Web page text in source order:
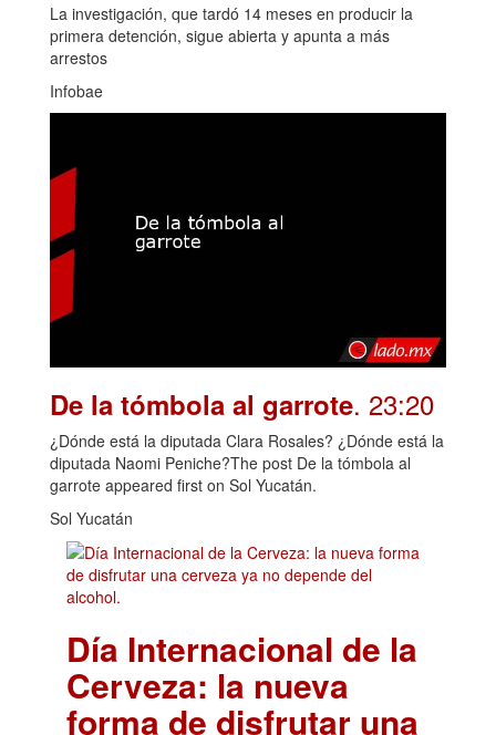
La investigación, que tardó 14 meses en producir la
primera detención, sigue abierta y apunta a más
arrestos
Infobae
De la tómbola al garrote. 23:20
¿Dónde está la diputada Clara Rosales? ¿Dónde está la
diputada Naomi Peniche?The post De la tómbola al
garrote appeared first on Sol Yucatán.
Sol Yucatán
Día Internacional de la
Cerveza: la nueva
forma de disfrutar una